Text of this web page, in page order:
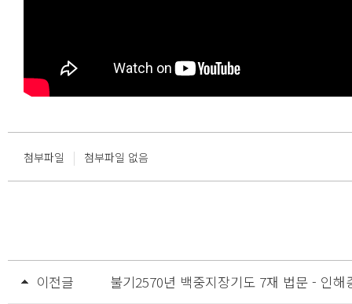
첨부파일 | 첨부파일 없음
이전글 불기2570년 백중지장기도 7재 법문 - 인해